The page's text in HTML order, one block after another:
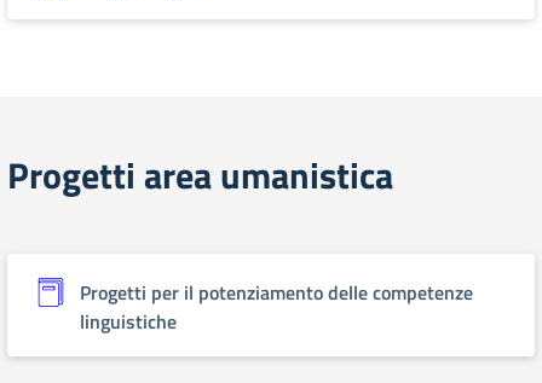
Progetti area umanistica
Progetti per il potenziamento delle competenze
linguistiche